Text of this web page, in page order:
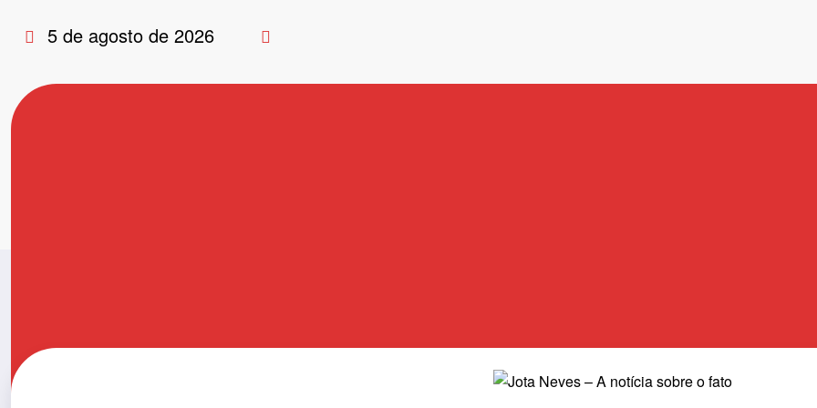
para
conteúdo
5 de agosto de 2026